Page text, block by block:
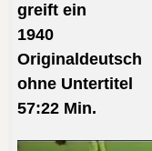
greift ein
1940
Originaldeutsch
ohne Untertitel
57:22Min.